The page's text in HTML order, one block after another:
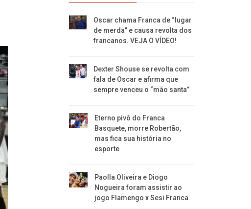
Oscar chama Franca de “lugar
de merda” e causa revolta dos
francanos. VEJA O VÍDEO!
Dexter Shouse se revolta com
fala de Oscar e afirma que
sempre venceu o “mão santa”
Eterno pivô do Franca
Basquete, morre Robertão,
mas fica sua história no
esporte
Paolla Oliveira e Diogo
Nogueira foram assistir ao
jogo Flamengo x Sesi Franca